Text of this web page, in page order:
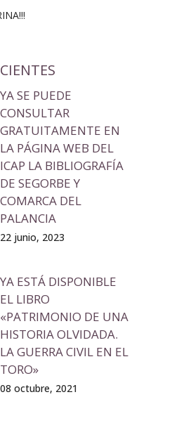
YA SE PUEDE
CONSULTAR
GRATUITAMENTE EN
LA PÁGINA WEB DEL
ICAP LA BIBLIOGRAFÍA
DE SEGORBE Y
COMARCA DEL
PALANCIA
22 junio, 2023
YA ESTÁ DISPONIBLE
EL LIBRO
«PATRIMONIO DE UNA
HISTORIA OLVIDADA.
LA GUERRA CIVIL EN EL
TORO»
08 octubre, 2021